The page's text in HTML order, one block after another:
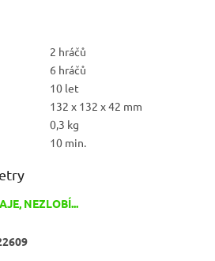
2 hráčů
6 hráčů
10 let
132 x 132 x 42 mm
0,3 kg
10 min.
NEZLOBÍ...